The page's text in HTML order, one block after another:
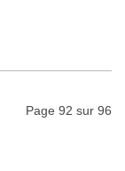
Page 92 sur 96